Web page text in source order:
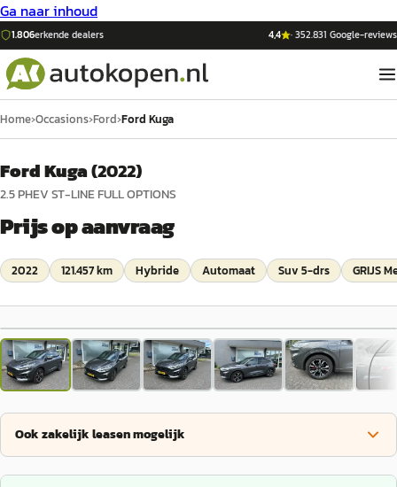
Ga naar inhoud
1.806erkende dealers 4,4 ·352.831 Google-reviews
Home›Occasions›Ford›Ford Kuga
Ford Kuga(2022)
2.5 PHEV ST-LINE FULL OPTIONS
Prijs op aanvraag
2022 121.457 km Hybride Automaat Suv 5-drs GRIJS
1/34
Ook zakelijk leasen mogelijk